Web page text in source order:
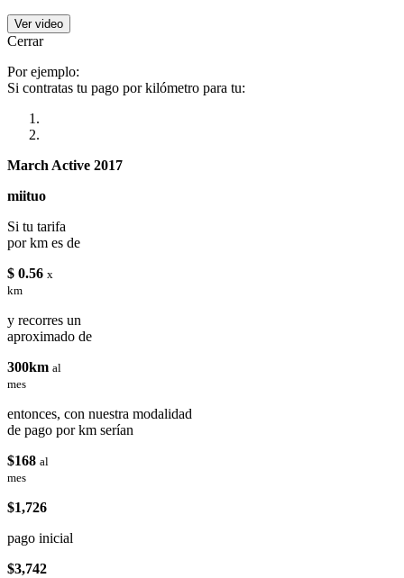
Ver video
Cerrar
Por ejemplo:
Si contratas tu pago por kilómetro para tu:
March Active 2017
miituo
Si tu tarifa
por km es de
$ 0.56 x
km
y recorres un
aproximado de
300km al
mes
entonces, con nuestra modalidad
de pago por km serían
$168 al
mes
$1,726
pago inicial
$3,742